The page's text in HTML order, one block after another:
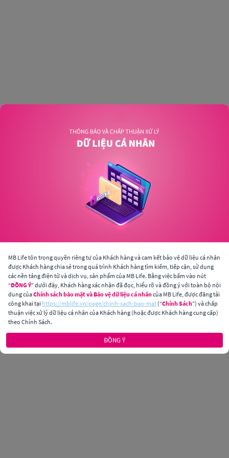
An unexpected error has occurred
MB Life tôn trọng quyền riêng tư của Khách hàng và cam kết bảo vệ dữ liệu cá nhân
được Khách hàng chia sẻ trong quá trình Khách hàng tìm kiếm, tiếp cận, sử dụng
các nền tảng điện tử và dịch vụ, sản phẩm của MB Life. Bằng việc bấm vào nút
“ĐỒNG Ý” dưới đây, Khách hàng xác nhận đã đọc, hiểu rõ và đồng ý với toàn bộ nội
dung củaChính sách bảo mật và Bảo vệ dữ liệu cá nhâncủa MB Life, được đăng tải
công khai tại https://mblife.vn/page/chinh-sach-bao-mat (“Chính Sách”) và chấp
thuận việc xử lý dữ liệu cá nhân của Khách hàng (hoặc được Khách hàng cung cấp)
theo Chính Sách.
ĐỒNG Ý